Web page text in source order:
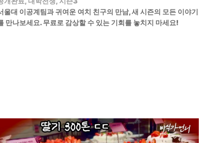
울대 이공계팀과 귀여운 여치 친구의 만남, 새 시즌의 모든 이야기
만나보세요. 무료로 감상할 수 있는 기회를 놓치지 마세요!